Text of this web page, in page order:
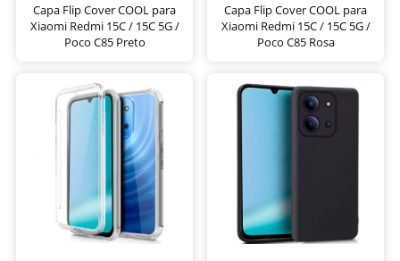
Capa Flip Cover COOL para
Xiaomi Redmi 15C / 15C 5G /
Poco C85 Preto
Capa Flip Cover COOL para
Xiaomi Redmi 15C / 15C 5G /
Poco C85 Rosa